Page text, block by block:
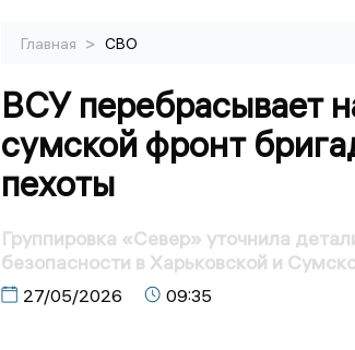
Главная > СВО
ВСУ перебрасывает
сумской фронт
пехоты
Группировка «Север» уточнила
безопасности в Харьковской и
27/05/2026 09:35